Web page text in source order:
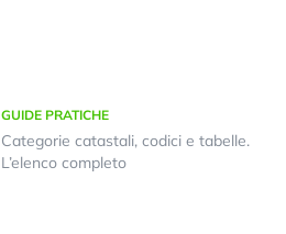
GUIDE PRATICHE
Categorie catastali, codici e tabelle.
L’elenco completo